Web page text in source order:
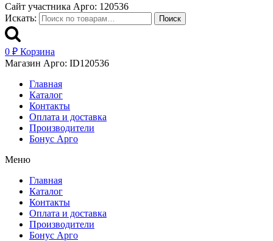
Сайт участника Арго: 120536
Искать:
Поиск
0 ₽ Корзина
Магазин Арго: ID120536
Главная
Каталог
Контакты
Оплата и доставка
Производители
Бонус Арго
Меню
Главная
Каталог
Контакты
Оплата и доставка
Производители
Бонус Арго